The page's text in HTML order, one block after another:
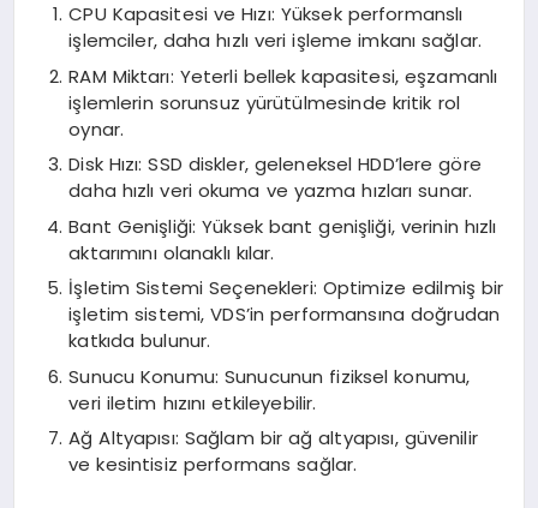
CPU Kapasitesi ve Hızı: Yüksek performanslı
işlemciler, daha hızlı veri işleme imkanı sağlar.
RAM Miktarı: Yeterli bellek kapasitesi, eşzamanlı
işlemlerin sorunsuz yürütülmesinde kritik rol
oynar.
Disk Hızı: SSD diskler, geleneksel HDD’lere göre
daha hızlı veri okuma ve yazma hızları sunar.
Bant Genişliği: Yüksek bant genişliği, verinin hızlı
aktarımını olanaklı kılar.
İşletim Sistemi Seçenekleri: Optimize edilmiş bir
işletim sistemi, VDS’in performansına doğrudan
katkıda bulunur.
Sunucu Konumu: Sunucunun fiziksel konumu,
veri iletim hızını etkileyebilir.
Ağ Altyapısı: Sağlam bir ağ altyapısı, güvenilir
ve kesintisiz performans sağlar.